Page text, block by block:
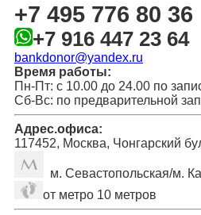
+7 495 776 80 36
+7 916 447 23 64
bankdonor@yandex.ru
Время работы:
Пн-Пт: с 10.00 до 24.00 по
Сб-Вс: по предварительной
Адрес.офиса:
117452, Москва, Чонгарский
м. Севастопольская/м.
от метро 10 метров